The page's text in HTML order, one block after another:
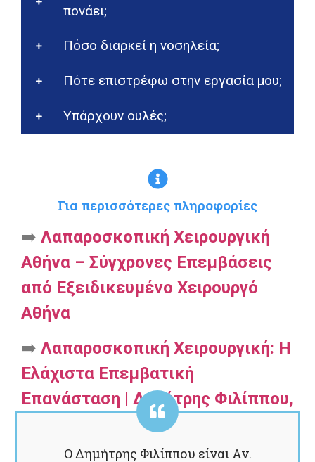
πονάει;
Πόσο διαρκεί η νοσηλεία;
Πότε επιστρέφω στην εργασία μου;
Υπάρχουν ουλές;
Για περισσότερες πληροφορίες
➡️ Λαπαροσκοπική Χειρουργική
Αθήνα – Σύγχρονες Επεμβάσεις
από Εξειδικευμένο Χειρουργό
Αθήνα
➡️ Λαπαροσκοπική Χειρουργική: Η
Ελάχιστα Επεμβατική
Επανάσταση | Δημήτρης Φιλίππου,
Αν. Καθηγητής – Χειρουργός
Ο Δημήτρης Φιλίππου είναι Αν.